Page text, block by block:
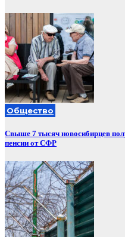
Общество
Свыше 7 тысяч новосибирцев
пенсии от СФР